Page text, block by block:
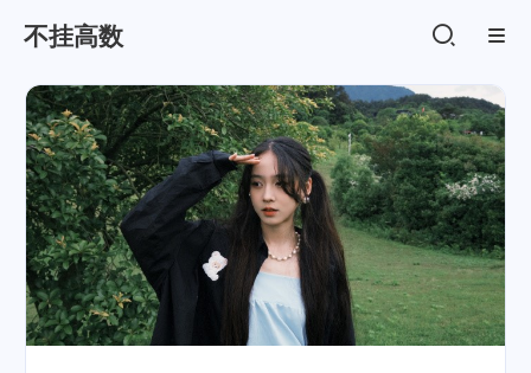
不挂高数